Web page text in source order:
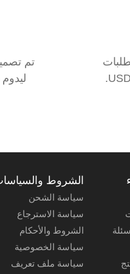
تم
الشروط
سياسة الشحن
سياسة الاسترجاع
الشروط والأحكام
سياسة الخصوصية
سياسة ملف تعريف